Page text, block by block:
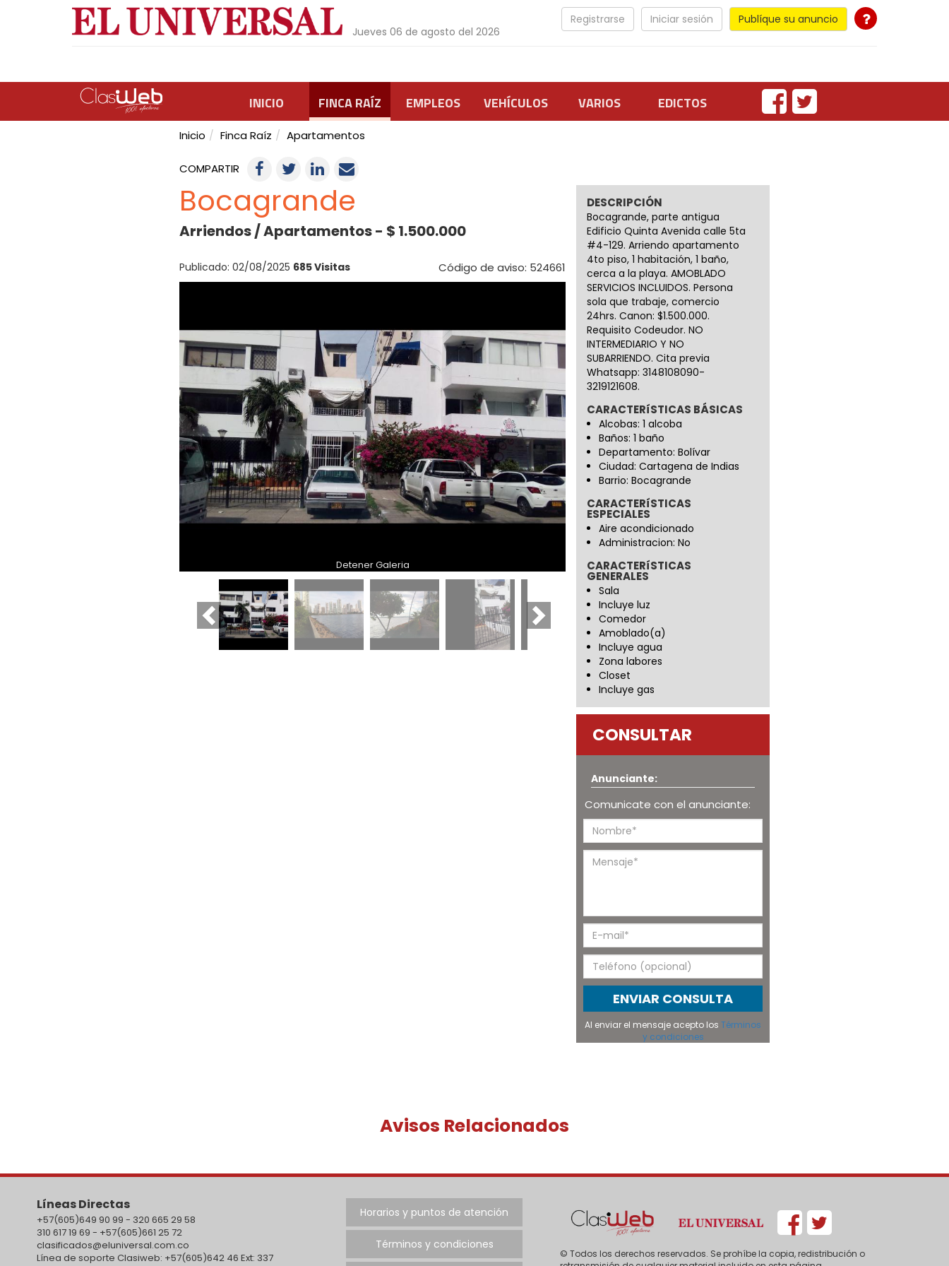
Jueves 06 de agosto del 2026
Publíque su anuncio
Iniciar sesión
Registrarse
INICIO FINCA RAÍZ EMPLEOS VEHÍCULOS VARIOS EDICTOS
Inicio Finca Raíz Apartamentos
COMPARTIR
Bocagrande
Arriendos / Apartamentos - $ 1.500.000
Publicado: 02/08/2025 685 Visitas Código de aviso: 524661
Detener Galeria
DESCRIPCIÓN
Bocagrande, parte antigua
Edificio Quinta Avenida calle 5ta
#4-129. Arriendo apartamento
4to piso, 1 habitación, 1 baño,
cerca a la playa. AMOBLADO
SERVICIOS INCLUIDOS. Persona
sola que trabaje, comercio
24hrs. Canon: $1.500.000.
Requisito Codeudor. NO
INTERMEDIARIO Y NO
SUBARRIENDO. Cita previa
Whatsapp: 3148108090-
3219121608.
CARACTERíSTICAS BÁSICAS
Alcobas: 1 alcoba
Baños: 1 baño
Departamento: Bolívar
Ciudad: Cartagena de Indias
Barrio: Bocagrande
CARACTERíSTICAS
ESPECIALES
Aire acondicionado
Administracion: No
CARACTERíSTICAS
GENERALES
Sala
Incluye luz
Comedor
Amoblado(a)
Incluye agua
Zona labores
Closet
Incluye gas
CONSULTAR
Anunciante:
Comunicate con el anunciante:
ENVIAR CONSULTA
Al enviar el mensaje acepto losTérminos
y condiciones
Avisos Relacionados
Líneas Directas
+57(605)649 90 99 - 320 665 29 58
310 617 19 69 - +57(605)661 25 72
clasificados@eluniversal.com.co
Línea de soporte Clasiweb: +57(605)642 46 Ext: 337
Horarios y puntos de atención
Términos y condiciones
© Todos los derechos reservados. Se prohíbe la copia, redistribución o